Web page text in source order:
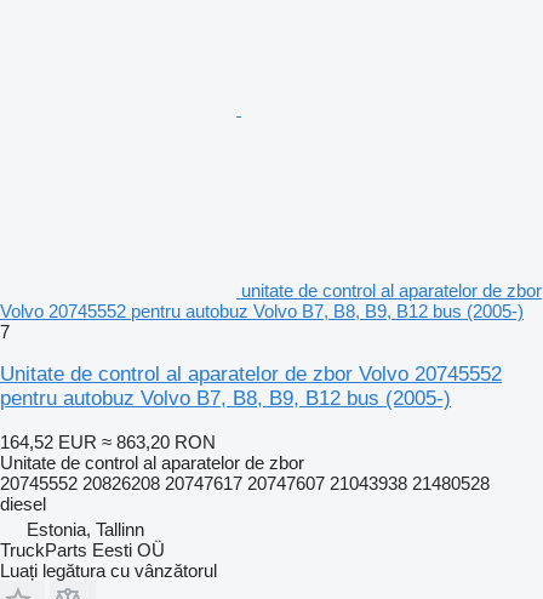
unitate de control al aparatelor de zbor
Volvo 20745552 pentru autobuz Volvo B7, B8, B9, B12 bus (2005-)
7
Unitate de control al aparatelor de zbor Volvo 20745552
pentru autobuz Volvo B7, B8, B9, B12 bus (2005-)
164,52 EUR ≈ 863,20 RON
Unitate de control al aparatelor de zbor
20745552 20826208 20747617 20747607 21043938 21480528
diesel
Estonia, Tallinn
TruckParts Eesti OÜ
Luați legătura cu vânzătorul